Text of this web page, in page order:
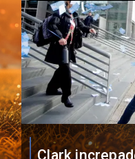
Vozinha